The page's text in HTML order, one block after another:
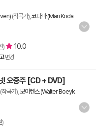
(작곡가), 코다마 (Mari Koda
) 10.0
변경
오중주 [CD + DVD]
(작곡가), 보이켄스 (Walter Boeyk
)